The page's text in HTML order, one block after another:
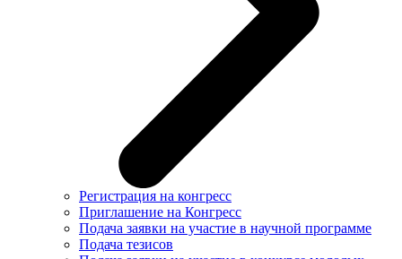
Регистрация на конгресс
Приглашение на Конгресс
Подача заявки на участие в научной программе
Подача тезисов